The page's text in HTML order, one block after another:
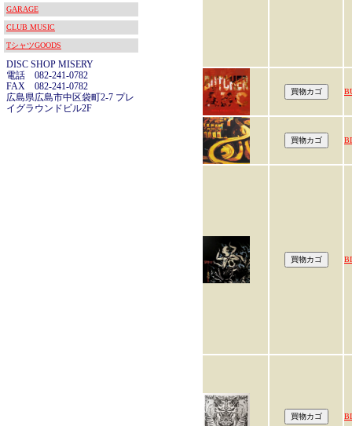
GARAGE
CLUB MUSIC
TシャツGOODS
DISC SHOP MISERY
電話 082-241-0782
FAX 082-241-0782
広島県広島市中区袋町2-7 プレ
イグラウンドビル2F